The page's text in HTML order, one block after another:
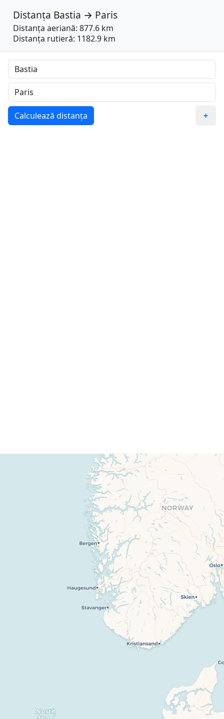
Distanța Bastia → Paris
Distanța aeriană: 877.6 km
Distanța rutieră: 1182.9 km
Calculează distanța +